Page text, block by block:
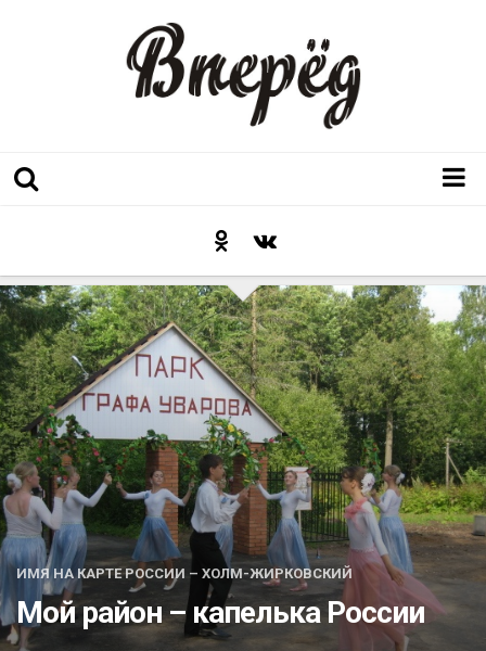
Послесловие к празднику
Факт
Неожиданный ракурс
Контакты
Люди родного края
Акция
К 70-летию районного Дома культуры
Конкурс
Люди родного края
ИМЯ НА КАРТЕ РОССИИ – ХОЛМ-ЖИРКОВСКИЙ
Мой район – капелька России